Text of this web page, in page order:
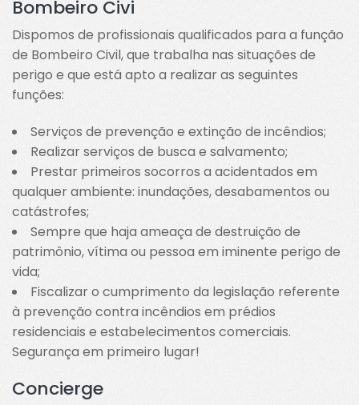
Bombeiro Civi
Dispomos de profissionais qualificados para a função
de Bombeiro Civil, que trabalha nas situações de
perigo e que está apto a realizar as seguintes
funções:
Serviços de prevenção e extinção de incêndios;
Realizar serviços de busca e salvamento;
Prestar primeiros socorros a acidentados em
qualquer ambiente: inundações, desabamentos ou
catástrofes;
Sempre que haja ameaça de destruição de
patrimônio, vítima ou pessoa em iminente perigo de
vida;
Fiscalizar o cumprimento da legislação referente
à prevenção contra incêndios em prédios
residenciais e estabelecimentos comerciais.
Segurança em primeiro lugar!
Concierge